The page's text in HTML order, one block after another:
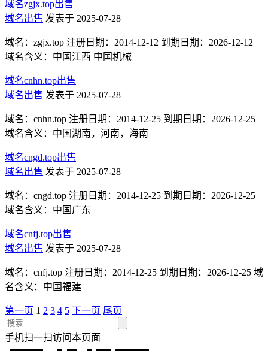
域名zgjx.top出售
域名出售 发表于 2025-07-28
域名：zgjx.top 注册日期：2014-12-12 到期日期：2026-12-12
域名含义：中国江西 中国机械
域名cnhn.top出售
域名出售 发表于 2025-07-28
域名：cnhn.top 注册日期：2014-12-25 到期日期：2026-12-25
域名含义：中国湖南，河南，海南
域名cngd.top出售
域名出售 发表于 2025-07-28
域名：cngd.top 注册日期：2014-12-25 到期日期：2026-12-25
域名含义：中国广东
域名cnfj.top出售
域名出售 发表于 2025-07-28
域名：cnfj.top 注册日期：2014-12-25 到期日期：2026-12-25 域
名含义：中国福建
第一页 1 2 3 4 5 下一页 尾页
手机扫一扫访问本页面